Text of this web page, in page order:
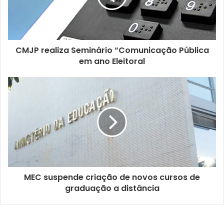
e
e
CMJP realiza Seminário “Comunicação Pública
em ano Eleitoral
MEC suspende criação de novos cursos de
graduação a distância